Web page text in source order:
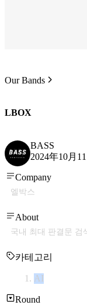
Our Bands
LBOX
BASS
2024年10月11
Company
엘박스
About
국내 최대 판결문 검
카테고리
AI
Round